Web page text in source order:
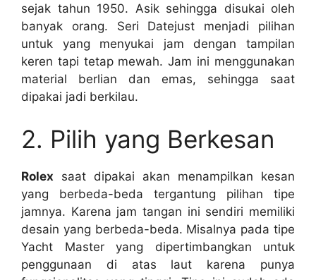
sejak tahun 1950. Asik sehingga disukai oleh
banyak orang. Seri Datejust menjadi pilihan
untuk yang menyukai jam dengan tampilan
keren tapi tetap mewah. Jam ini menggunakan
material berlian dan emas, sehingga saat
dipakai jadi berkilau.
2. Pilih yang Berkesan
Rolex saat dipakai akan menampilkan kesan
yang berbeda-beda tergantung pilihan tipe
jamnya. Karena jam tangan ini sendiri memiliki
desain yang berbeda-beda. Misalnya pada tipe
Yacht Master yang dipertimbangkan untuk
penggunaan di atas laut karena punya